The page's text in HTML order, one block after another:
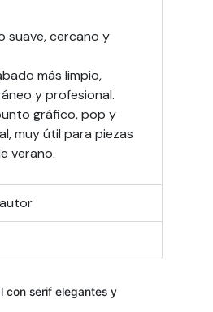
suave, cercano y
más limpio,
y profesional.
gráfico, pop y
muy útil para piezas
verano.
con serif elegantes y